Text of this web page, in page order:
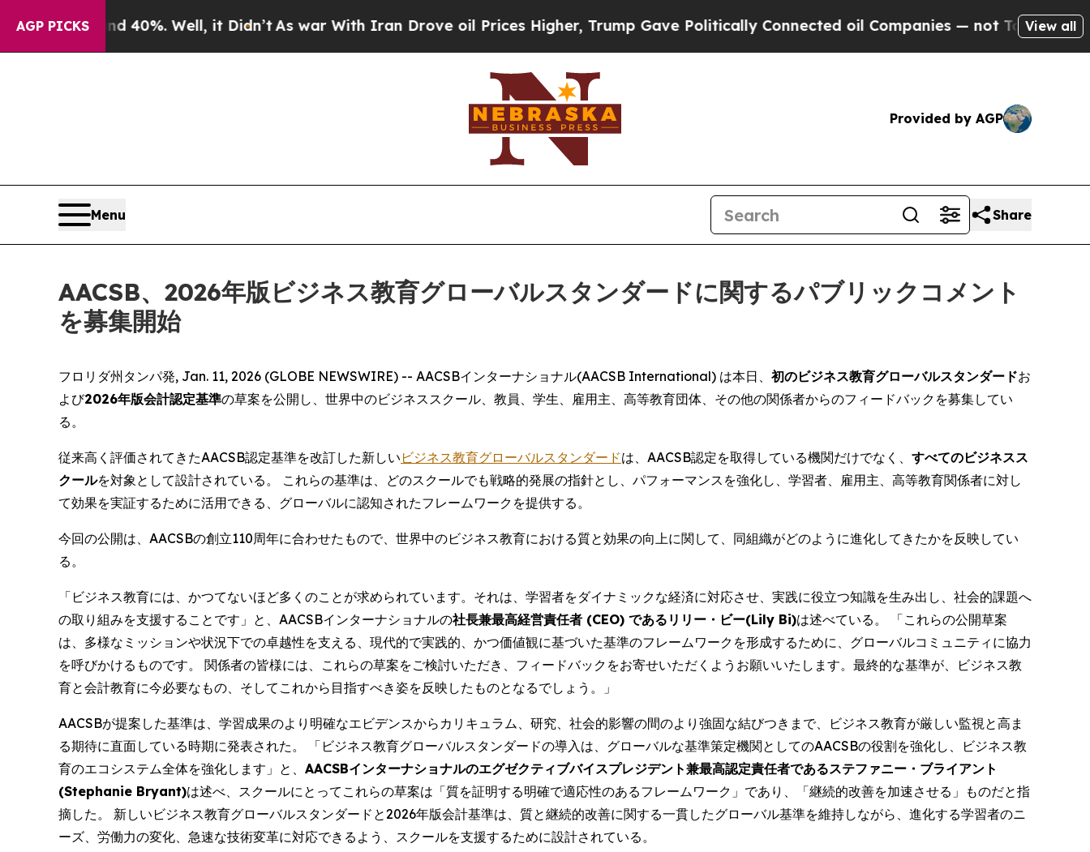
AGP PICKS40%. Well, it Didn’t As war With Iran Drove oil Prices Higher, Trump Gave Politically Connected oil Companies — not Taxpayers — the
View all
Provided by AGP
Menu Share
AACSB、2026年版ビジネス教育グローバルスタンダードに関するパブリックコメント
を募集開始
フロリダ州タンパ発, Jan. 11, 2026 (GLOBE NEWSWIRE) -- AACSBインターナショナル(AACSB International) は本日、 初のビジネス教育グローバルスタンダードお
よび2026年版会計認定基準の草案を公開し、世界中のビジネススクール、教員、学生、雇用主、高等教育団体、その他の関係者からのフィードバックを募集してい
る。
従来高く評価されてきたAACSB認定基準を改訂した新しい ビジネス教育グローバルスタンダードは、AACSB認定を取得している機関だけでなく、 すべてのビジネスス
クールを対象として設計されている。 これらの基準は、どのスクールでも戦略的発展の指針とし、パフォーマンスを強化し、学習者、雇用主、高等教育関係者に対し
て効果を実証するために活用できる、グローバルに認知されたフレームワークを提供する。
今回の公開は、AACSBの創立110周年に合わせたもので、世界中のビジネス教育における質と効果の向上に関して、同組織がどのように進化してきたかを反映してい
る。
「ビジネス教育には、かつてないほど多くのことが求められています。それは、学習者をダイナミックな経済に対応させ、実践に役立つ知識を生み出し、社会的課題へ
の取り組みを支援することです」と、AACSBインターナショナルの社長兼最高経営責任者 (CEO) であるリリー・ビー(Lily Bi)は述べている。 「これらの公開草案
は、多様なミッションや状況下での卓越性を支える、現代的で実践的、かつ価値観に基づいた基準のフレームワークを形成するために、グローバルコミュニティに協力
を呼びかけるものです。 関係者の皆様には、これらの草案をご検討いただき、フィードバックをお寄せいただくようお願いいたします。最終的な基準が、ビジネス教
育と会計教育に今必要なもの、そしてこれから目指すべき姿を反映したものとなるでしょう。」
AACSBが提案した基準は、学習成果のより明確なエビデンスからカリキュラム、研究、社会的影響の間のより強固な結びつきまで、ビジネス教育が厳しい監視と高ま
る期待に直面している時期に発表された。 「ビジネス教育グローバルスタンダードの導入は、グローバルな基準策定機関としてのAACSBの役割を強化し、ビジネス教
育のエコシステム全体を強化します」と、 AACSBインターナショナルのエグゼクティブバイスプレジデント兼最高認定責任者であるステファニー・ブライアント
(Stephanie Bryant)は述べ、スクールにとってこれらの草案は「質を証明する明確で適応性のあるフレームワーク」であり、「継続的改善を加速させる」ものだと指
摘した。 新しいビジネス教育グローバルスタンダードと2026年版会計基準は、質と継続的改善に関する一貫したグローバル基準を維持しながら、進化する学習者のニ
ーズ、労働力の変化、急速な技術変革に対応できるよう、スクールを支援するために設計されている。